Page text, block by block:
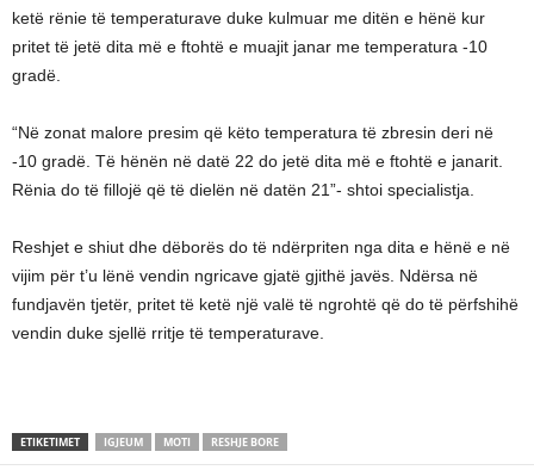
ketë rënie të temperaturave duke kulmuar me ditën e hënë kur
pritet të jetë dita më e ftohtë e muajit janar me temperatura -10
gradë.
“Në zonat malore presim që këto temperatura të zbresin deri në
-10 gradë. Të hënën në datë 22 do jetë dita më e ftohtë e janarit.
Rënia do të fillojë që të dielën në datën 21”- shtoi specialistja.
Reshjet e shiut dhe dëborës do të ndërpriten nga dita e hënë e në
vijim për t’u lënë vendin ngricave gjatë gjithë javës. Ndërsa në
fundjavën tjetër, pritet të ketë një valë të ngrohtë që do të përfshihë
vendin duke sjellë rritje të temperaturave.
ETIKETIMET IGJEUM MOTI RESHJE BORE